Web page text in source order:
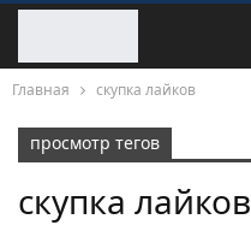
Главная скупка лайков
просмотр тегов
скупка лайков